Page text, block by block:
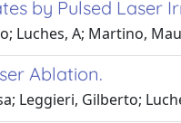
by Pulsed Laser
Luches, A; Martino,
Ablation.
Leggieri, Gilberto;